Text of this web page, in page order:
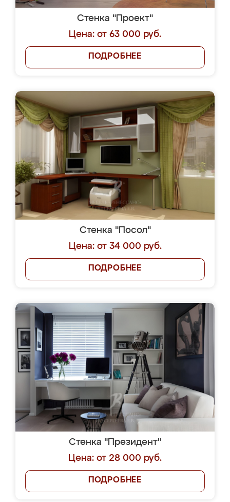
Стенка "Проект"
Цена: от 63 000 руб.
ПОДРОБНЕЕ
Стенка "Посол"
Цена: от 34 000 руб.
ПОДРОБНЕЕ
Стенка "Президент"
Цена: от 28 000 руб.
ПОДРОБНЕЕ